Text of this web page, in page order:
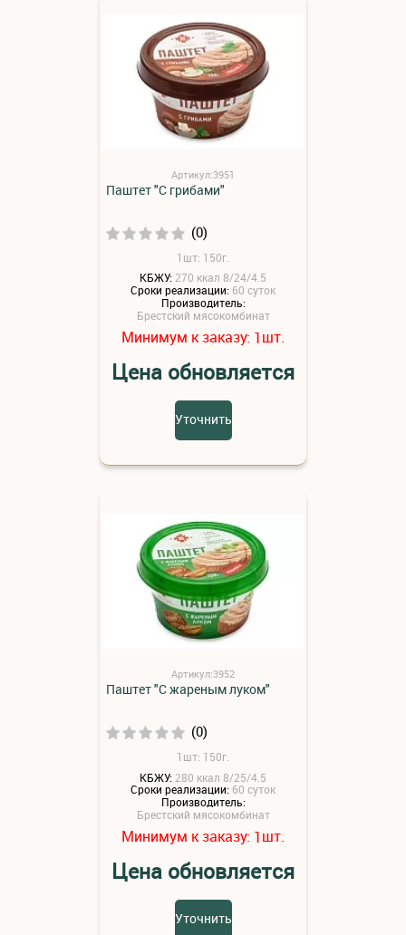
Артикул:3951
Паштет "С грибами"
(0)
1шт: 150г.
КБЖУ:270 ккал 8/24/4.5
Сроки реализации: 60 суток
Производитель:
Брестский мясокомбинат
Минимум к заказу: 1шт.
Цена обновляется
Уточнить
Артикул:3952
Паштет "С жареным луком"
(0)
1шт: 150г.
КБЖУ: 280 ккал 8/25/4.5
Сроки реализации: 60 суток
Производитель:
Брестский мясокомбинат
Минимум к заказу: 1шт.
Цена обновляется
Уточнить